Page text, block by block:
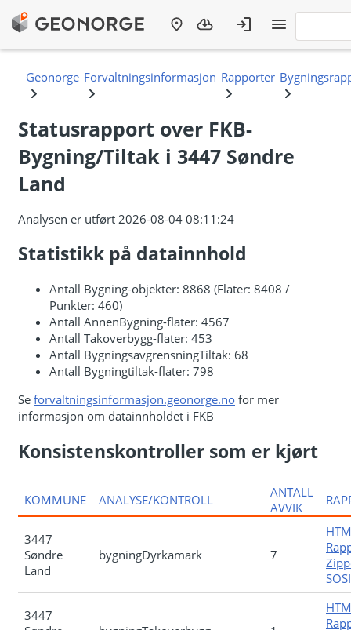
Statusrapport over FKB-
Bygning/Tiltak i 3447 Søndre
Land
Analysen er utført 2026-08-04 08:11:24
Statistikk på datainnhold
Antall Bygning-objekter: 8868 (Flater: 8408 /
Punkter: 460)
Antall AnnenBygning-flater: 4567
Antall Takoverbygg-flater: 453
Antall BygningsavgrensningTiltak: 68
Antall Bygningtiltak-flater: 798
Se forvaltningsinformasjon.geonorge.no for mer
informasjon om datainnholdet i FKB
Konsistenskontroller som er kjørt
KOMMUNE ANALYSE/KONTROLL
ANTALL
AVVIK
3447
Søndre
Land
bygningDyrkamark 7
3447